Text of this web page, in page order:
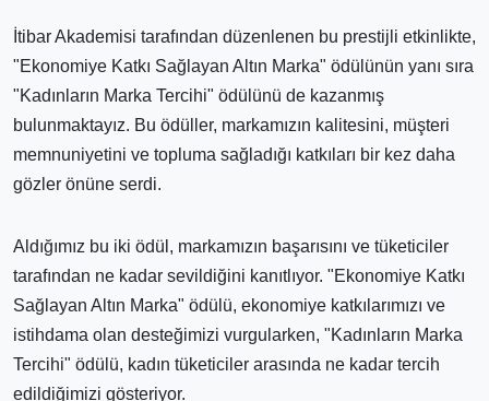
İtibar Akademisi tarafından düzenlenen bu prestijli etkinlikte,
"Ekonomiye Katkı Sağlayan Altın Marka" ödülünün yanı sıra
"Kadınların Marka Tercihi" ödülünü de kazanmış
bulunmaktayız. Bu ödüller, markamızın kalitesini, müşteri
memnuniyetini ve topluma sağladığı katkıları bir kez daha
gözler önüne serdi.
Aldığımız bu iki ödül, markamızın başarısını ve tüketiciler
tarafından ne kadar sevildiğini kanıtlıyor. "Ekonomiye Katkı
Sağlayan Altın Marka" ödülü, ekonomiye katkılarımızı ve
istihdama olan desteğimizi vurgularken, "Kadınların Marka
Tercihi" ödülü, kadın tüketiciler arasında ne kadar tercih
edildiğimizi gösteriyor.